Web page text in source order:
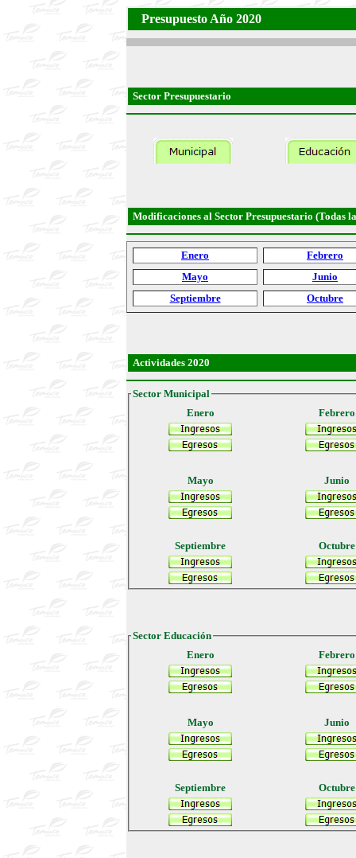
Presupuesto Año 2020
Sector Presupuestario
Modificaciones al Sector Presupuestario (Todas
Enero
Febrero
Mayo
Junio
Septiembre
Octubre
Actividades 2020
Sector Municipal
Enero
Febrero
Mayo Junio
Septiembre Octubre
Sector Educación
Enero
Febrero
Mayo Junio
Septiembre Octubre